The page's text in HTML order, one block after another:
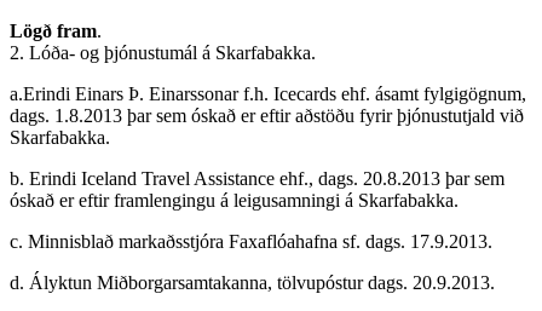
Lögð fram.
2. Lóða- og þjónustumál á Skarfabakka.
a.Erindi Einars Þ. Einarssonar f.h. Icecards ehf. ásamt fylgigögnum,
dags. 1.8.2013 þar sem óskað er eftir aðstöðu fyrir þjónustutjald við
Skarfabakka.
b. Erindi Iceland Travel Assistance ehf., dags. 20.8.2013 þar sem
óskað er eftir framlengingu á leigusamningi á Skarfabakka.
c. Minnisblað markaðsstjóra Faxaflóahafna sf. dags. 17.9.2013.
d. Ályktun Miðborgarsamtakanna, tölvupóstur dags. 20.9.2013.